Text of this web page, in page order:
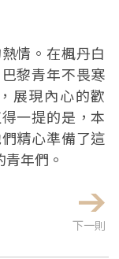
情。在楓丹白
黎青年不畏寒
展現內心的歡
一提的是，本
精心準備了這
年們。
下一則